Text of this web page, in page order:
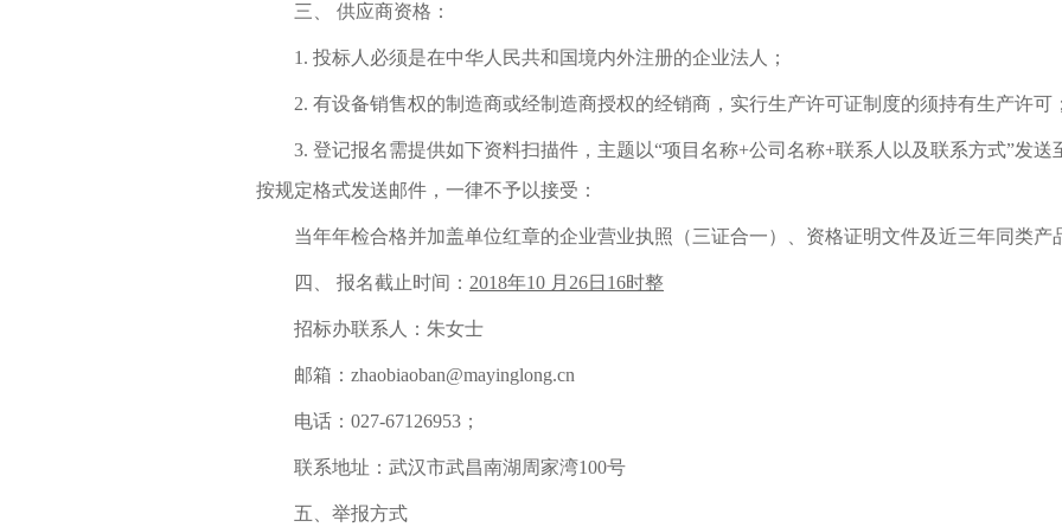
三、 供应商资格：
1. 投标人必须是在中华人民共和国境内外注册的企业法人；
2. 有设备销售权的制造商或经制造商授权的经销商， 实行生产许可证制度的须持有生产许可
3. 登记报名需提供如下资料扫描件，主题以“项目名称+公司名称+联系人以及联系方式”发送
按规定格式发送邮件，一律不予以接受：
当年年检合格并加盖单位红章的企业营业执照（三证合一）、 资格证明文件及近三年同类产
四、 报名截止时间： 2018年10 月 26日 16时整
招标办联系人：朱女士
邮箱： zhaobiaoban@mayinglong.cn
电话： 027-67126953 ；
联系地址：武汉市武昌南湖周家湾100号
五、 举报方式